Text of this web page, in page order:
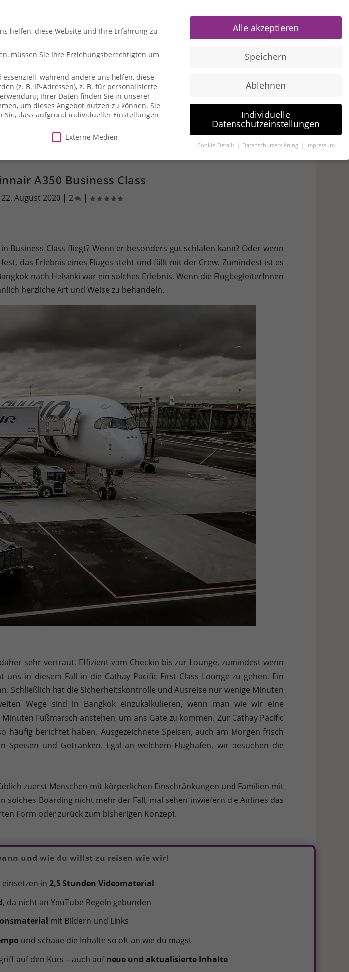
0 Items
Shop Payback Alles zu American Express
A350 Business Class
22. August 2020 | 2 |
Business Class fliegt? Wenn er besonders gut schlafen kann? Oder wenn
das Erlebnis eines Fluges steht und fällt mit der Crew. Zumindest ist es
nach Helsinki war ein solches Erlebnis. Wenn die FlugbegleiterInnen
herzliche Art und Weise zu behandeln.
sehr vertraut. Effizient vom Checkin bis zur Lounge, zumindest wenn
uns in diesem Fall in die Cathay Pacific First Class Lounge zu gehen. Ein
Schließlich hat die Sicherheitskontrolle und Ausreise nur wenige Minuten
Wege sind in Bangkok einzukalkulieren, wenn man wie wir eine
Fußmarsch anstehen, um ans Gate zu kommen. Zur Cathay Pacific
häufig berichtet haben. Ausgezeichnete Speisen, auch am Morgen frisch
und Getränken. Egal an welchem Flughafen, wir besuchen die
zuerst Menschen mit körperlichen Einschränkungen und Familien mit
solches Boarding nicht mehr der Fall, mal sehen inwiefern die Airlines das
Form oder zurück zum bisherigen Konzept.
und wie du willst zu reisen wie wir!
einsetzen in2,5 Stunden Videomaterial
, da nicht an YouTube Regeln gebunden
mit Bildern und Links
und schaue die Inhalte so oft an wie du magst
auf den Kurs – auch aufneue und aktualisierte Inhalte
helfen, diese Website und Ihre Erfahrung zu
müssen Sie Ihre Erziehungsberechtigten um
während andere uns helfen, diese
(z. B. IP-Adressen), z. B. für personalisierte
Ihrer Daten finden Sie in unserer
um dieses Angebot nutzen zu können. Sie
Sie, dass aufgrund individueller Einstellungen
Externe Medien
Alle akzeptieren
Speichern
Ablehnen
Individuelle
Datenschutzeinstellungen
Cookie-Details Datenschutzerklärung Impressum
müssen Sie Ihre Erziehungsberechtigten um Erlaubnis bitten.
Anzeigen und Inhalte oder Anzeigen- und Inhaltsmessung.
unsere Website nutzen.
anzeigen
Medien akzeptiert werden, bedarf der Zugriff auf diese Inhalte keiner manuellen Einwilligung mehr.
anzeigen
Datenschutzerklärung